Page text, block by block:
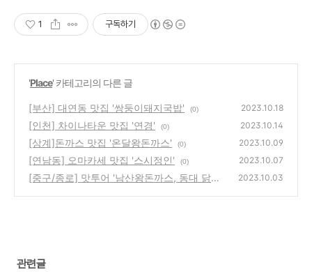
1 구독하기
'Place' 카테고리의 다른 글
[부산] 대연동 맛집 '쌍둥이돼지국밥' (0) 2023.10.18
[인천] 차이나타운 맛집 '연경' (0) 2023.10.14
[상계]돈까스 맛집 '온달왕돈까스' (0) 2023.10.09
[연남동] 오마카세 맛집 '스시정인' (0) 2023.10.07
[중구/종로] 맛투어 '남산왕돈까스, 동대 닭한
2023.10.03
관련글